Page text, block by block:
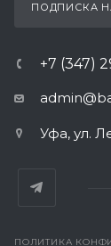
ПОДПИСКА
+7 (347)
Уфа, ул.
ПОЛИТИКА